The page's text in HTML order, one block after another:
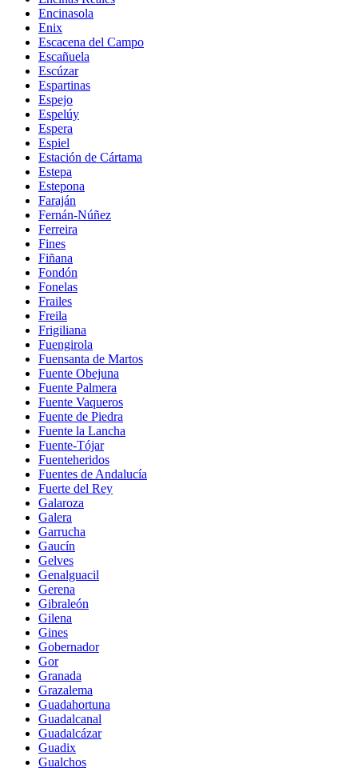
Encinasola
Enix
Escacena del Campo
Escañuela
Escúzar
Espartinas
Espejo
Espelúy
Espera
Espiel
Estación de Cártama
Estepa
Estepona
Faraján
Fernán-Núñez
Ferreira
Fines
Fiñana
Fondón
Fonelas
Frailes
Freila
Frigiliana
Fuengirola
Fuensanta de Martos
Fuente Obejuna
Fuente Palmera
Fuente Vaqueros
Fuente de Piedra
Fuente la Lancha
Fuente-Tójar
Fuenteheridos
Fuentes de Andalucía
Fuerte del Rey
Galaroza
Galera
Garrucha
Gaucín
Gelves
Genalguacil
Gerena
Gibraleón
Gilena
Gines
Gobernador
Gor
Granada
Grazalema
Guadahortuna
Guadalcanal
Guadalcázar
Guadix
Gualchos